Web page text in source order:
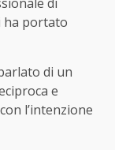
ha portato
di un
e
l’intenzione